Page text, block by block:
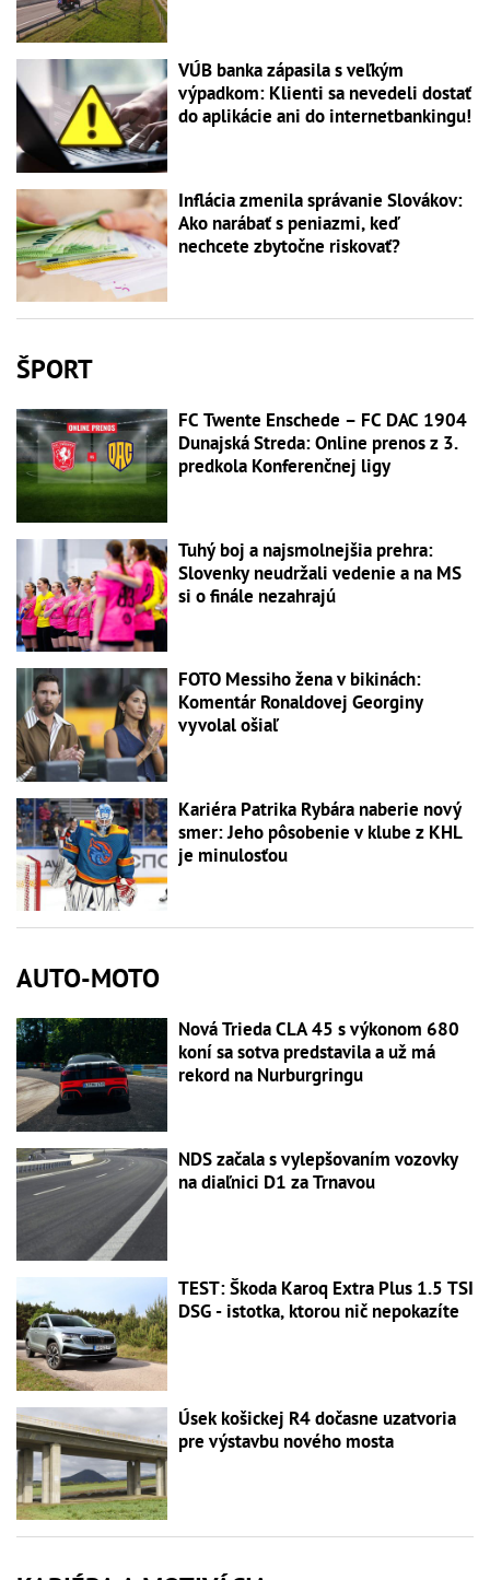
VÚB banka zápasila s veľkým
výpadkom: Klienti sa nevedeli dostať
do aplikácie ani do internetbankingu!
Inflácia zmenila správanie Slovákov:
Ako narábať s peniazmi, keď
nechcete zbytočne riskovať?
ŠPORT
FC Twente Enschede – FC DAC 1904
Dunajská Streda: Online prenos z 3.
predkola Konferenčnej ligy
Tuhý boj a najsmolnejšia prehra:
Slovenky neudržali vedenie a na MS
si o finále nezahrajú
FOTO Messiho žena v bikinách:
Komentár Ronaldovej Georginy
vyvolal ošiaľ
Kariéra Patrika Rybára naberie nový
smer: Jeho pôsobenie v klube z KHL
je minulosťou
AUTO-MOTO
Nová Trieda CLA 45 s výkonom 680
koní sa sotva predstavila a už má
rekord na Nurburgringu
NDS začala s vylepšovaním vozovky
na diaľnici D1 za Trnavou
TEST: Škoda Karoq Extra Plus 1.5 TSI
DSG - istotka, ktorou nič nepokazíte
Úsek košickej R4 dočasne uzatvoria
pre výstavbu nového mosta